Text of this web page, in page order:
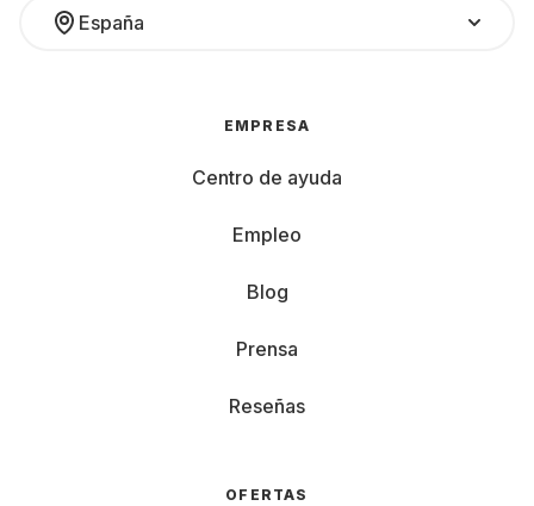
España
EMPRESA
Centro de ayuda
Empleo
Blog
Prensa
Reseñas
OFERTAS